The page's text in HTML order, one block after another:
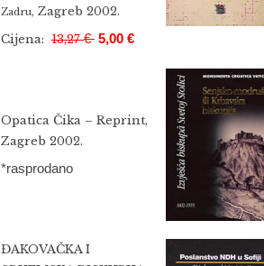
Zadru, Zagreb 2002.
Cijena: 13,27€ 5,00 €
Opatica Čika – Reprint,
Zagreb 2002.
*rasprodano
ĐAKOVAČKA I